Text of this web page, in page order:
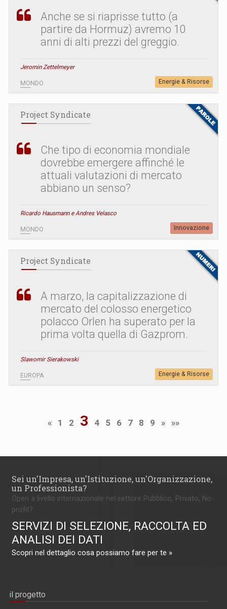
Anche se si riaprisse tutto (a
partire da Hormuz) avremo 10
anni di alti prezzi del greggio.
Jeromin Zettelmeyer
MONDO Energie & Risorse
Project Syndicate
Che tipo di economia mondiale
dovrebbe emergere affinché le
attuali valutazioni di mercato
abbiano un senso?
Ricardo Hausmann e Andres Velasco
MONDO Innovazione
Project Syndicate
A marzo, la capitalizzazione di
mercato del colosso energetico
polacco Orlen ha superato per la
prima volta quella di Gazprom.
Slawomir Sierakowski
EUROPA Energie & Risorse
« 1 2 3 4 5 6 7 8 9 » »»
Sei un'Impresa, un'Istituzione, un'Organizzazione,
un Professionista?
Operi a livello internazionale nel settore Pubblico, Privato, No-
profit?
SERVIZI DI SELEZIONE, RACCOLTA ED
ANALISI DEI DATI
Scopri nel dettaglio cosa possiamo fare per te »
il progetto